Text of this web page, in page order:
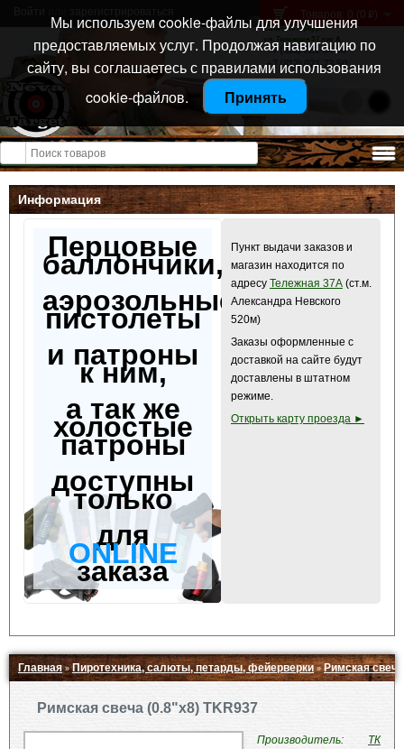
Санкт-Петербург
ул. Тележная 37 лит А
+7 (911) 021-04-08
+7 (812) 921-73-50
Товаров: 0 (0 p )
Открыть меню
Информация
Перцовые
баллончики,
аэрозольные
пистолеты
и патроны
к ним,
а так же
холостые
патроны
доступны
только
для
ONLINE
заказа
Пункт выдачи заказов и
магазин находится по
адресу Тележная 37А (ст.м.
Александра Невского
520м)
Заказы оформленные с
доставкой на сайте будут
доставлены в штатном
режиме.
Открыть карту проезда ►
Главная»Пиротехника, салюты, петарды, фейерверки »Римская
Римская свеча (0.8"x8) TKR937
Производитель:
ТК
Мы используем cookie-файлы для улучшения
предоставляемых услуг. Продолжая навигацию по
сайту, вы соглашаетесь с правилами использования
cookie-файлов.
Принять